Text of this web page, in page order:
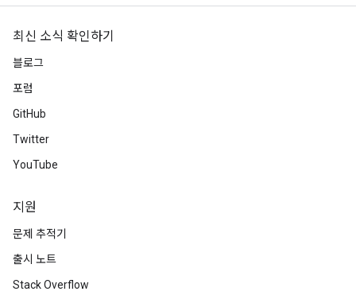
최신 소식 확인하기
블로그
포럼
GitHub
Twitter
YouTube
지원
문제 추적기
출시 노트
Stack Overflow